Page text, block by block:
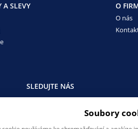
A SLEVY O
O nás
SLEDUJTE NÁS
Soubory